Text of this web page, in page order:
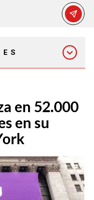
PM
en 52.000
en su